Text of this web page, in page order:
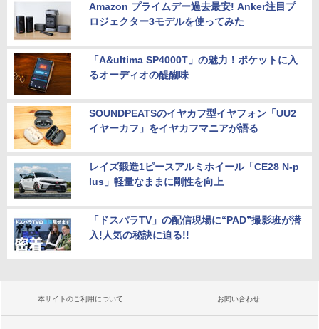
Amazon プライムデー過去最安! Anker注目プ
ロジェクター3モデルを使ってみた
「A&ultima SP4000T」の魅力！ポケットに入
るオーディオの醍醐味
SOUNDPEATSのイヤカフ型イヤフォン「UU2
イヤーカフ」をイヤカフマニアが語る
レイズ鍛造1ピースアルミホイール「CE28 N-p
lus」軽量なままに剛性を向上
「ドスパラTV」の配信現場に“PAD”撮影班が潜
入!人気の秘訣に迫る!!
本サイトのご利用について お問い合わせ